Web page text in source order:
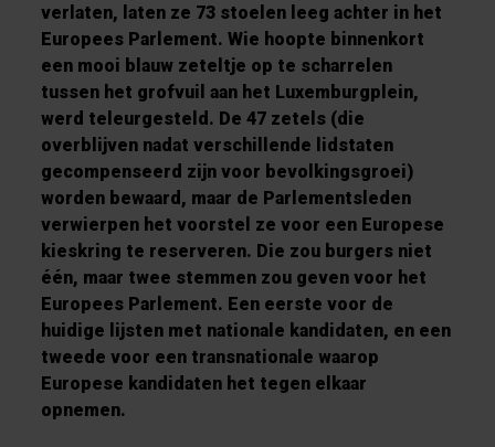
verlaten, laten ze 73 stoelen leeg achter in het
Europees Parlement. Wie hoopte binnenkort
een mooi blauw zeteltje op te scharrelen
tussen het grofvuil aan het Luxemburgplein,
werd teleurgesteld. De 47 zetels (die
overblijven nadat verschillende lidstaten
gecompenseerd zijn voor bevolkingsgroei)
worden bewaard, maar de Parlementsleden
verwierpen het voorstel ze voor een Europese
kieskring te reserveren. Die zou burgers niet
één, maar twee stemmen zou geven voor het
Europees Parlement. Een eerste voor de
huidige lijsten met nationale kandidaten, en een
tweede voor een transnationale waarop
Europese kandidaten het tegen elkaar
opnemen.